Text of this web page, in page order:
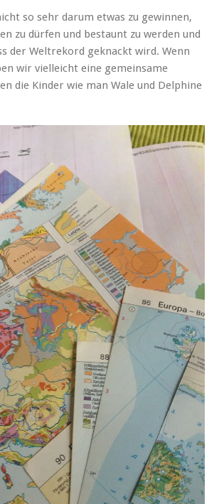
so sehr darum etwas zu gewinnen,
zu dürfen und bestaunt zu werden und
der Weltrekord geknackt wird. Wenn
wir vielleicht eine gemeinsame
die Kinder wie man Wale und Delphine